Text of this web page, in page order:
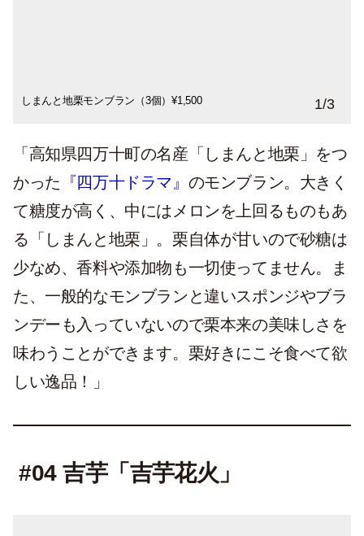
しまんと地栗モンブラン（3個）¥1,500 1/3
「高知県四万十町の名産「しまんと地栗」をつ
かった 『四万十ドラマ』 のモンブラン。大きく
て糖度が高く、中にはメロンを上回るものもあ
る「しまんと地栗」。栗自体が甘いので砂糖は
少なめ、香料や添加物も一切使ってません。ま
た、一般的なモンブランと違いスポンジやブラ
ンデーも入っていないので栗本来の美味しさを
味わうことができます。栗好きにこそ食べて欲
しい逸品！」
#04 吉芋「吉芋花火」